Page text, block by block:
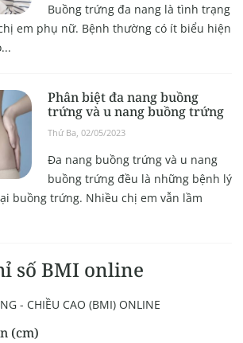
Buồng trứng đa nang là tình trạng
em phụ nữ. Bệnh thường có ít biểu hiện
Phân biệt đa nang buồng
trứng và u nang buồng trứng
Thứ Ba, 02/05/2023
Đa nang buồng trứng và u nang
buồng trứng đều là những bệnh lý
buồng trứng. Nhiều chị em vẫn lầm
số BMI online
- CHIỀU CAO (BMI) ONLINE
(cm)